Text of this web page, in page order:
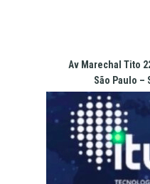
Av Marechal Tito
São Paulo –